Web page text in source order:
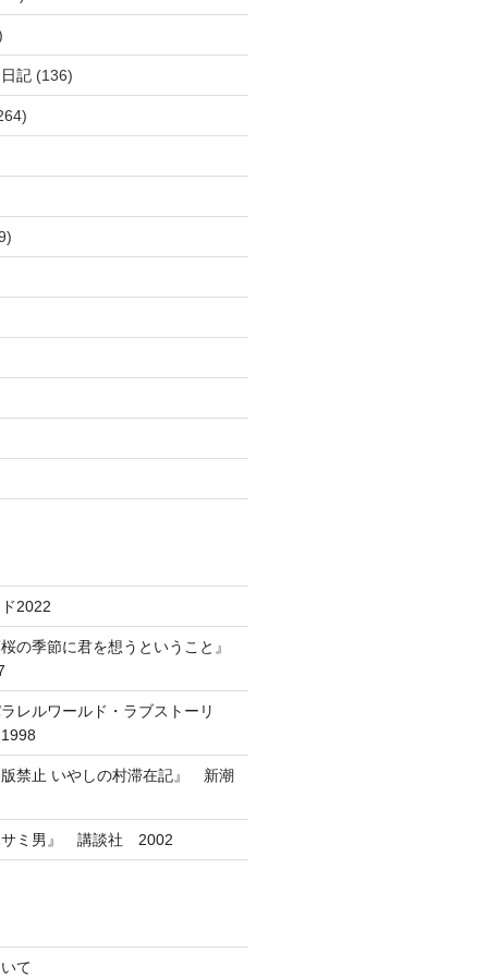
記(136)
2022
の季節に君を想うということ』
レルワールド・ラブストーリ
禁止 いやしの村滞在記』 新潮
ミ男』 講談社 2002
て